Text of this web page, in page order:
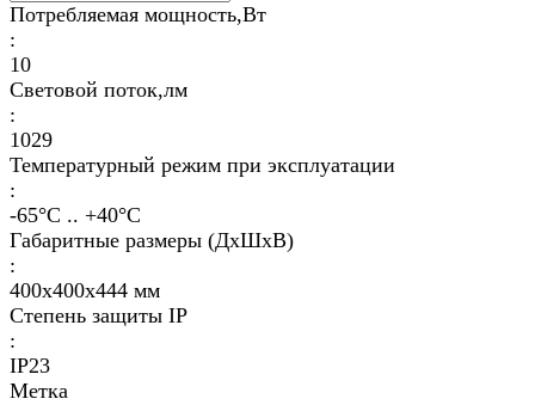
Потребляемая мощность,Вт
:
10
Световой поток,лм
:
1029
Температурный режим при эксплуатации
:
-65°С .. +40°C
Габаритные размеры (ДхШхВ)
:
400х400х444 мм
Степень защиты IP
:
IP23
Метка